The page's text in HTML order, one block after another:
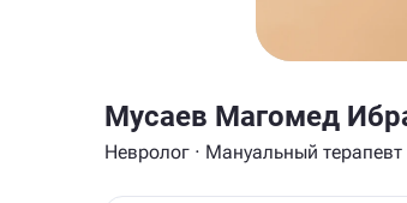
Мусаев Магомед
Невролог · Мануальный терапевт